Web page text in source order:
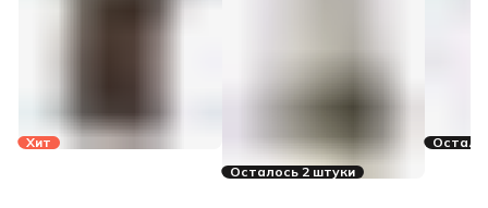
Хит
Осталось 2 штуки